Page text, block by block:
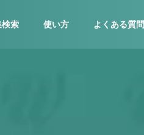
検索 使い方 よくある質問